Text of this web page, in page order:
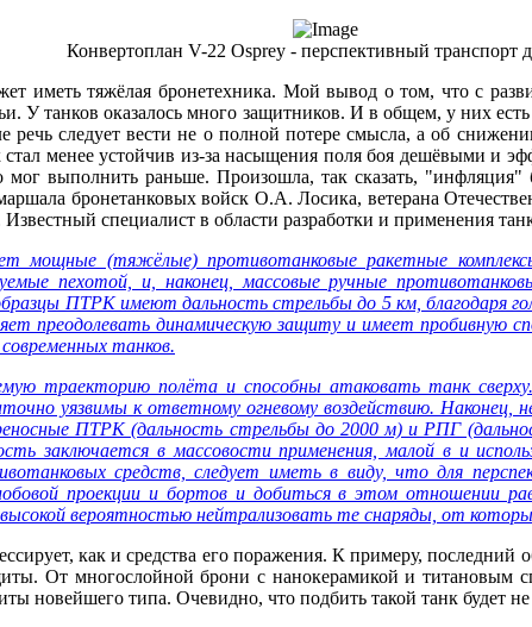
Конвертоплан V-22 Osprey - перспективный транспорт
иметь тяжёлая бронетехника. Мой вывод о том, что с
У танков оказалось много защитников. И в общем, у них
речь следует вести не о полной потере смысла, а об
стал менее устойчив из-за насыщения поля боя дешёвыми и
мог выполнить раньше. Произошла, так сказать,
бронетанковых войск О.А. Лосика, ветерана
специалист в области разработки и применения
мощные (тяжёлые) противотанковые ракетные
пехотой, и, наконец, массовые ручные
ПТРК имеют дальность стрельбы до 5 км, благодаря
преодолевать динамическую защиту и имеет пробивную
танков.
траекторию полёта и способны атаковать танк
уязвимы к ответному огневому воздействию. Наконец,
ПТРК (дальность стрельбы до 2000 м) и РПГ
заключается в массовости применения, малой в и
средств, следует иметь в виду, что для
проекции и бортов и добиться в этом отношении
вероятностью нейтрализовать те снаряды, от
как и средства его поражения. К примеру, последний
От многослойной брони с нанокерамикой и титановым
новейшего типа. Очевидно, что подбить такой танк будет не